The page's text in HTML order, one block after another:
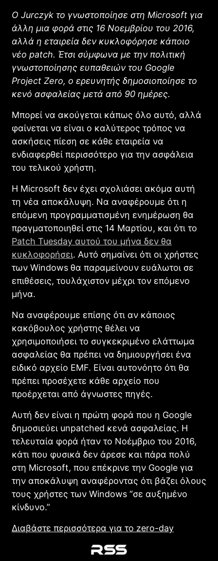
Ο Jurczyk το γνωστοποίησε στη Microsoft για
άλλη μια φορά στις 16 Νοεμβρίου του 2016,
αλλά η εταιρεία δεν κυκλοφόρησε κάποιο
νέο patch. Έτσι σύμφωνα με την πολιτική
γνωστοποίησης ευπαθειών του Google
Project Zero, ο ερευνητής δημοσιοποίησε το
κενό ασφαλείας μετά από 90 ημέρες.
Μπορεί να ακούγεται κάπως όλο αυτό, αλλά
φαίνεται να είναι ο καλύτερος τρόπος να
ασκήσεις πίεση σε κάθε εταιρεία να
ενδιαφερθεί περισσότερο για την ασφάλεια
του τελικού χρήστη.
Η Microsoft δεν έχει σχολιάσει ακόμα αυτή
τη νέα αποκάλυψη. Να αναφέρουμε ότι η
επόμενη προγραμματισμένη ενημέρωση θα
πραγματοποιηθεί στις 14 Μαρτίου, και ότι το
Patch Tuesday αυτού του μήνα δεν θα
κυκλοφορήσει. Αυτό σημαίνει ότι οι χρήστες
των Windows θα παραμείνουν ευάλωτοι σε
επιθέσεις, τουλάχιστον μέχρι τον επόμενο
μήνα.
Να αναφέρουμε επίσης ότι αν κάποιος
κακόβουλος χρήστης θέλει να
χρησιμοποιήσει το συγκεκριμένο ελάττωμα
ασφαλείας θα πρέπει να δημιουργήσει ένα
ειδικό αρχείο EMF. Είναι αυτονόητο ότι θα
πρέπει προσέχετε κάθε αρχείο που
προέρχεται από άγνωστες πηγές.
Αυτή δεν είναι η πρώτη φορά που η Google
δημοσιεύει unpatched κενά ασφαλείας. Η
τελευταία φορά ήταν το Νοέμβριο του 2016,
κάτι που φυσικά δεν άρεσε και πάρα πολύ
στη Microsoft, που επέκρινε την Google για
την αποκάλυψη αναφέροντας ότι βάζει όλους
τους χρήστες των Windows “σε αυξημένο
κίνδυνο.”
Διαβάστε περισσότερα για το zero-day